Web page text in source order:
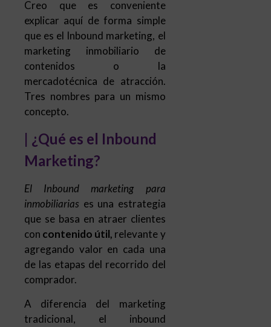
Creo que es conveniente
explicar aquí de forma simple
que es el Inbound marketing, el
marketing inmobiliario de
contenidos o la
mercadotécnica de atracción.
Tres nombres para un mismo
concepto.
| ¿Qué es el Inbound
Marketing?
El Inbound marketing para
inmobiliarias es una estrategia
que se basa en atraer clientes
con contenido útil, relevante y
agregando valor en cada una
de las etapas del recorrido del
comprador.
A diferencia del marketing
tradicional, el inbound